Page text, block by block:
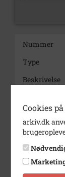
Nummer
Type
Beskrivelse
Bemærkning
Årstal
Cookies
arkiv.dk